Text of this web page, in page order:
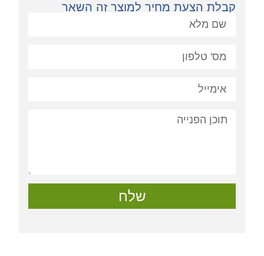
קבלת הצעת מחיר למוצר זה השאר
פניה:
שלח